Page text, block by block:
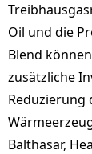
Oil und die
Blend
zusätzliche
Reduzierung
Balthasar,